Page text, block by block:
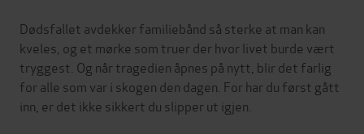
Dødsfallet avdekker familiebånd så sterke at man kan
kveles, og et mørke som truer der hvor livet burde vært
tryggest. Og når tragedien åpnes på nytt, blir det farlig
for alle som var i skogen den dagen. For har du først gått
inn, er det ikke sikkert du slipper ut igjen.